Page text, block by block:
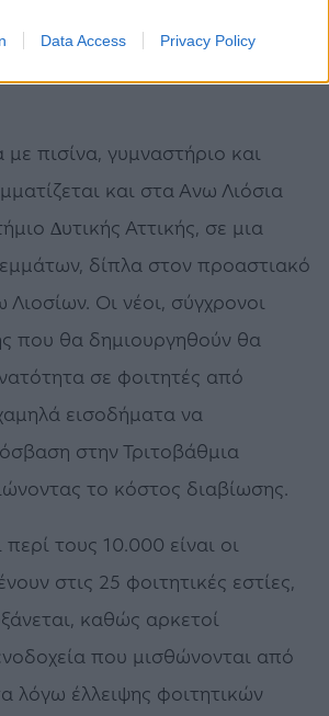
Data Access Privacy Policy
µε πισίνα, γυµναστήριο και
και στα Ανω Λιόσια
∆υτικής Αττικής, σε µια
δίπλα στον προαστιακό
Οι νέοι, σύγχρονοι
που θα δηµιουργηθούν θα
σε φοιτητές από
εισοδήµατα να
στην Τριτοβάθµια
το κόστος διαβίωσης.
περί τους 10.000 είναι οι
στις 25 φοιτητικές εστίες,
καθώς αρκετοί
που µισθώνονται από
λόγω έλλειψης φοιτητικών